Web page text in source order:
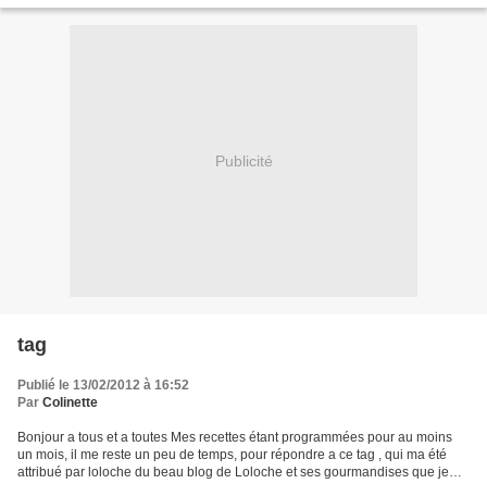
Publicité
tag
Publié le 13/02/2012 à 16:52
Par Colinette
Bonjour a tous et a toutes Mes recettes étant programmées pour au moins
un mois, il me reste un peu de temps, pour répondre a ce tag , qui ma été
attribué par loloche du beau blog de Loloche et ses gourmandises que je